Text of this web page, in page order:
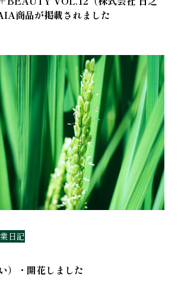
商品が掲載されました
日記
）・開花しました